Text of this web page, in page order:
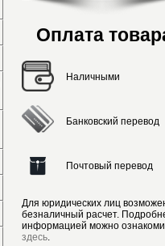
Оплата
Наличными
Банковский перевод
Почтовый перевод
Для юридических лиц
безналичный расчет.
информацией можно
здесь.